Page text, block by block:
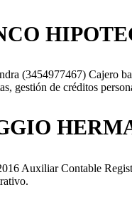
(3454977467) Cajero
gestión de créditos
Auxiliar Contable